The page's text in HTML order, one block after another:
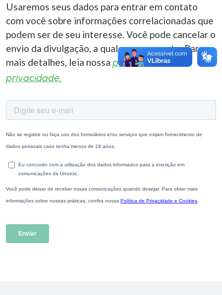
A-
Usaremos seus dados para entrar em contato
com você sobre informações correlacionadas que
podem ser de seu interesse. Você pode cancelar o
envio da divulgação, a qualquer momento. Para
mais detalhes, leia nossa política de
privacidade.